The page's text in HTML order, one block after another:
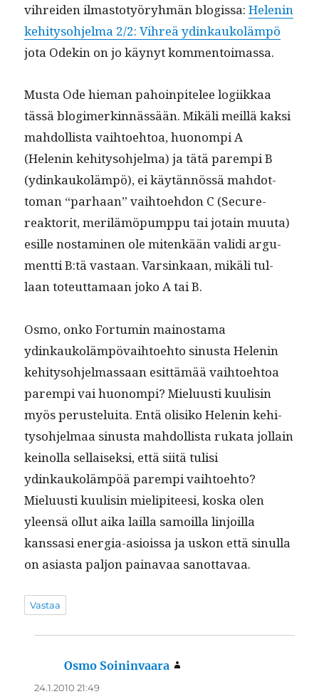
vihrei­den ilmas­to­työryh­män blo­gis­sa:Helenin
kehi­tyso­hjel­ma 2/2: Vihreä ydinkaukoläm­pö
jota Odekin on jo käynyt kommentoimassa.
Mus­ta Ode hie­man pahoin­pitelee logi­ikkaa
tässä blogimerkin­nässään. Mikäli meil­lä kak­si
mah­dol­lista vai­h­toe­htoa, huonom­pi A
(Helenin kehi­tyso­hjel­ma) ja tätä parem­pi B
(ydinkaukoläm­pö), ei käytän­nössä mah­dot­
toman “parhaan” vai­h­toe­hdon C (Secure-
reak­torit, mer­ilämöpump­pu tai jotain muu­ta)
esille nos­t­a­mi­nen ole mitenkään vali­di argu­
ment­ti B:tä vas­taan. Varsinkaan, mikäli tul­
laan toteut­ta­maan joko A tai B.
Osmo, onko For­tu­min main­os­ta­ma
ydinkaukoläm­pö­vai­h­toe­hto sinus­ta Helenin
kehi­tyso­hjel­mas­saan esit­tämää vai­h­toe­htoa
parem­pi vai huonom­pi? Mielu­usti kuulisin
myös perustelui­ta. Entä olisiko Helenin kehi­
tyso­hjel­maa sinus­ta mah­dol­lista ruka­ta jol­lain
keinol­la sel­l­aisek­si, että siitä tulisi
ydinkaukoläm­pöä parem­pi vai­h­toe­hto?
Mielu­usti kuulisin mielip­i­teesi, kos­ka olen
yleen­sä ollut aika lail­la samoil­la lin­joil­la
kanssasi ener­gia-asiois­sa ja uskon että sin­ul­la
on asi­as­ta paljon painavaa sanottavaa.
Vastaa
Osmo Soininvaara
24.1.2010 21:49